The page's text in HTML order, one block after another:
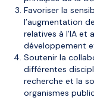
Favoriser la
l’augmentation
relatives à l’IA et
développement
Soutenir la
différentes
recherche et la
organismes